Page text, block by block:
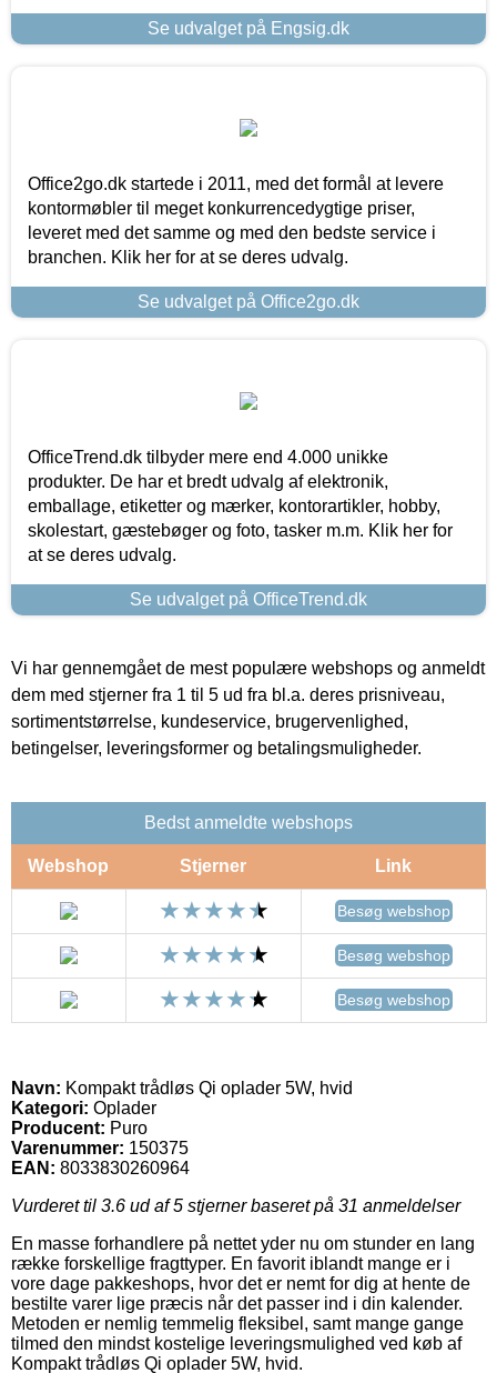
Se udvalget på Engsig.dk
Office2go.dk startede i 2011, med det formål at levere
kontormøbler til meget konkurrencedygtige priser,
leveret med det samme og med den bedste service i
branchen. Klik her for at se deres udvalg.
Se udvalget på Office2go.dk
OfficeTrend.dk tilbyder mere end 4.000 unikke
produkter. De har et bredt udvalg af elektronik,
emballage, etiketter og mærker, kontorartikler, hobby,
skolestart, gæstebøger og foto, tasker m.m. Klik her for
at se deres udvalg.
Se udvalget på OfficeTrend.dk
Vi har gennemgået de mest populære webshops og anmeldt
dem med stjerner fra 1 til 5 ud fra bl.a. deres prisniveau,
sortimentstørrelse, kundeservice, brugervenlighed,
betingelser, leveringsformer og betalingsmuligheder.
Bedst anmeldte webshops
Webshop Stjerner Link
Besøg webshop
Besøg webshop
Besøg webshop
Navn: Kompakt trådløs Qi oplader 5W, hvid
Kategori: Oplader
Producent: Puro
Varenummer: 150375
EAN: 8033830260964
Vurderet til 3.6 ud af 5 stjerner baseret på 31 anmeldelser
En masse forhandlere på nettet yder nu om stunder en lang
række forskellige fragttyper. En favorit iblandt mange er i
vore dage pakkeshops, hvor det er nemt for dig at hente de
bestilte varer lige præcis når det passer ind i din kalender.
Metoden er nemlig temmelig fleksibel, samt mange gange
tilmed den mindst kostelige leveringsmulighed ved køb af
Kompakt trådløs Qi oplader 5W, hvid.